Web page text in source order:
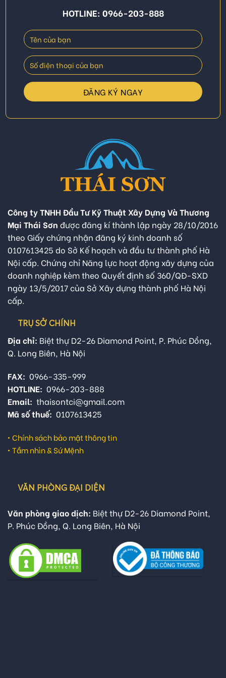
HOTLINE: 0966-203-888
Công ty TNHH Đầu Tư Kỹ Thuật Xây Dựng Và Thương
Mại Thái Sơn được đăng kí thành lập ngày 28/10/2016
theo Giấy chứng nhận đăng ký kinh doanh số
0107613425 do Sở Kế hoạch và đầu tư thành phố Hà
Nội cấp. Chứng chỉ Năng lực hoạt động xây dựng của
doanh nghiệp kèm theo Quyết định số 360/QĐ-SXD
ngày 13/5/2017 của Sở Xây dựng thành phố Hà Nội
cấp.
TRỤ SỞ CHÍNH
Địa chỉ: Biệt thự D2-26 Diamond Point, P. Phúc Đồng,
Q. Long Biên, Hà Nội
FAX: 0966-335-999
HOTLINE: 0966-203-888
Email: thaisontci@gmail.com
Mã số thuế: 0107613425
• Chính sách bảo mật thông tin
• Tầm nhìn & Sứ Mệnh
VĂN PHÒNG ĐẠI DIỆN
Văn phòng giao dịch: Biệt thự D2-26 Diamond Point,
P. Phúc Đồng, Q. Long Biên, Hà Nội